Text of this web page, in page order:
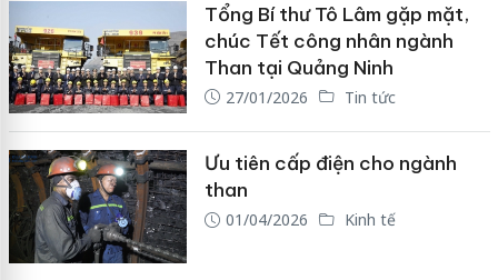
Tổng Bí thư Tô Lâm gặp mặt,
chúc Tết công nhân ngành
Than tại Quảng Ninh
27/01/2026 Tin tức
Ưu tiên cấp điện cho ngành
than
01/04/2026 Kinh tế